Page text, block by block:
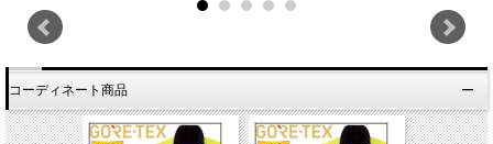
コーディネート商品